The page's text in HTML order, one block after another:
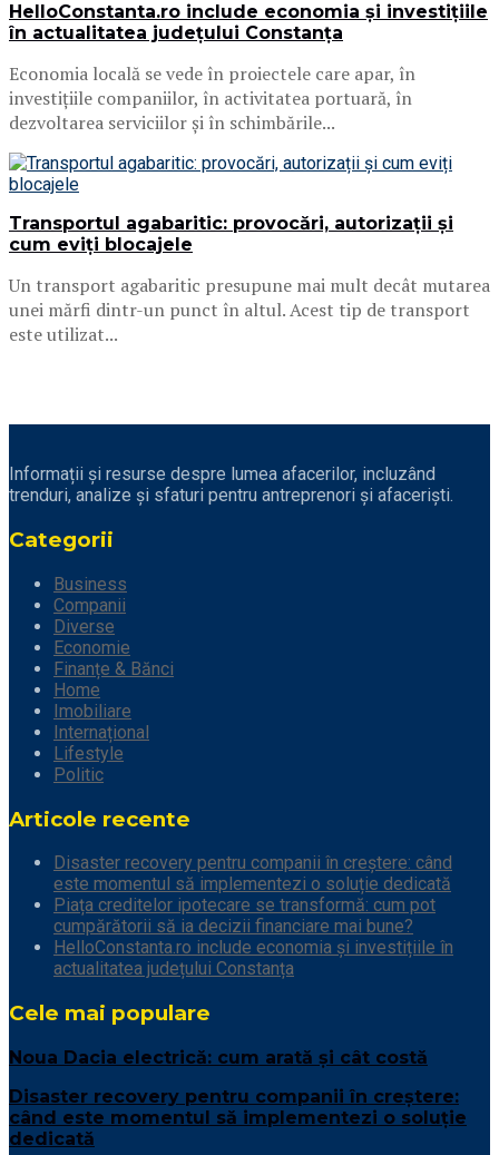
HelloConstanta.ro include economia și investițiile
în actualitatea județului Constanța
Economia locală se vede în proiectele care apar, în
investițiile companiilor, în activitatea portuară, în
dezvoltarea serviciilor și în schimbările...
Transportul agabaritic: provocări, autorizații și
cum eviți blocajele
Un transport agabaritic presupune mai mult decât mutarea
unei mărfi dintr-un punct în altul. Acest tip de transport
este utilizat...
Informații și resurse despre lumea afacerilor, incluzând
trenduri, analize și sfaturi pentru antreprenori și afaceriști.
Categorii
Business
Companii
Diverse
Economie
Finanțe & Bănci
Home
Imobiliare
Internațional
Lifestyle
Politic
Articole recente
Disaster recovery pentru companii în creștere: când
este momentul să implementezi o soluție dedicată
Piața creditelor ipotecare se transformă: cum pot
cumpărătorii să ia decizii financiare mai bune?
HelloConstanta.ro include economia și investițiile în
actualitatea județului Constanța
Cele mai populare
Noua Dacia electrică: cum arată și cât costă
Disaster recovery pentru companii în creștere:
când este momentul să implementezi o soluție
dedicată